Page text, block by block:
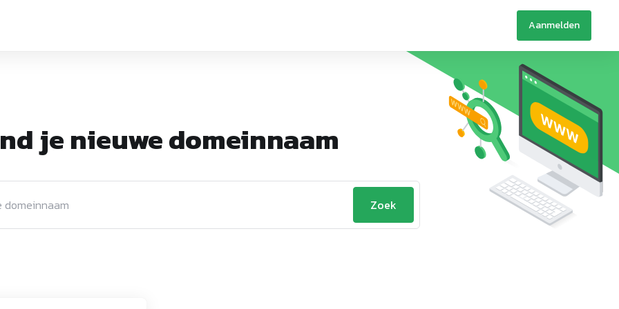
Aanmelden
je nieuwe domeinnaam
Zoek